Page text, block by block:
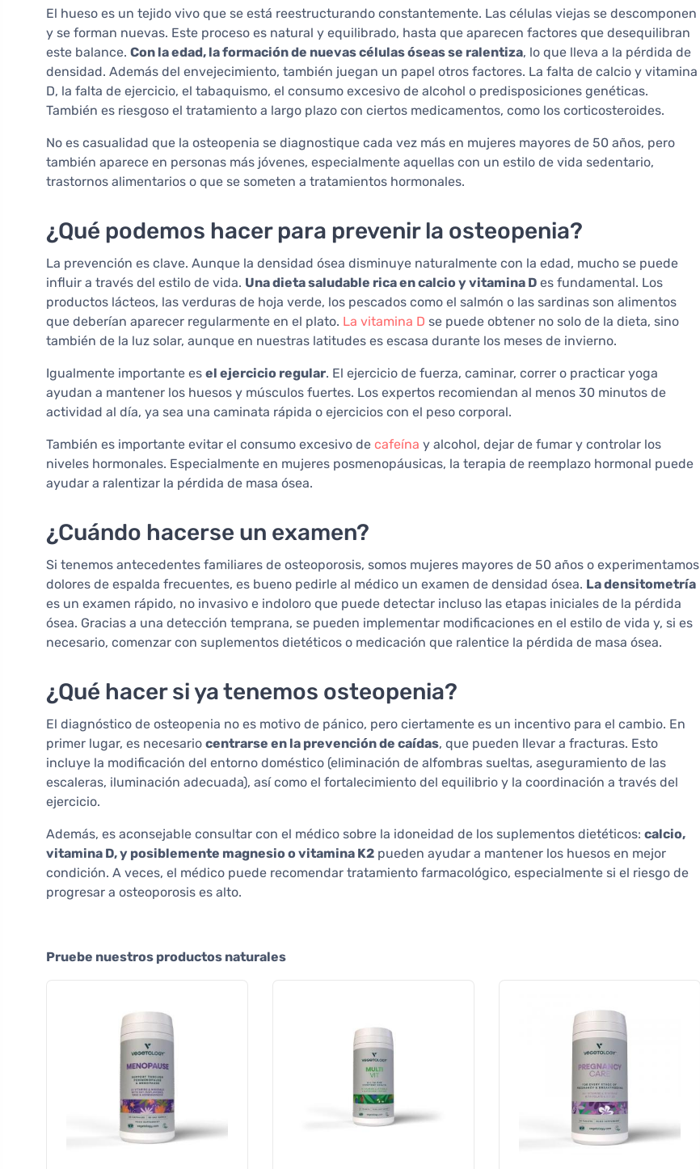
El hueso es un tejido vivo que se está reestructurando constantemente. Las células viejas se descomponen
y se forman nuevas. Este proceso es natural y equilibrado, hasta que aparecen factores que desequilibran
este balance. Con la edad, la formación de nuevas células óseas se ralentiza, lo que lleva a la pérdida de
densidad. Además del envejecimiento, también juegan un papel otros factores. La falta de calcio y vitamina
D, la falta de ejercicio, el tabaquismo, el consumo excesivo de alcohol o predisposiciones genéticas.
También es riesgoso el tratamiento a largo plazo con ciertos medicamentos, como los corticosteroides.
No es casualidad que la osteopenia se diagnostique cada vez más en mujeres mayores de 50 años, pero
también aparece en personas más jóvenes, especialmente aquellas con un estilo de vida sedentario,
trastornos alimentarios o que se someten a tratamientos hormonales.
¿Qué podemos hacer para prevenir la osteopenia?
La prevención es clave. Aunque la densidad ósea disminuye naturalmente con la edad, mucho se puede
influir a través del estilo de vida. Una dieta saludable rica en calcio y vitamina D es fundamental. Los
productos lácteos, las verduras de hoja verde, los pescados como el salmón o las sardinas son alimentos
que deberían aparecer regularmente en el plato. La vitamina D se puede obtener no solo de la dieta, sino
también de la luz solar, aunque en nuestras latitudes es escasa durante los meses de invierno.
Igualmente importante es el ejercicio regular. El ejercicio de fuerza, caminar, correr o practicar yoga
ayudan a mantener los huesos y músculos fuertes. Los expertos recomiendan al menos 30 minutos de
actividad al día, ya sea una caminata rápida o ejercicios con el peso corporal.
También es importante evitar el consumo excesivo de cafeína y alcohol, dejar de fumar y controlar los
niveles hormonales. Especialmente en mujeres posmenopáusicas, la terapia de reemplazo hormonal puede
ayudar a ralentizar la pérdida de masa ósea.
¿Cuándo hacerse un examen?
Si tenemos antecedentes familiares de osteoporosis, somos mujeres mayores de 50 años o experimentamos
dolores de espalda frecuentes, es bueno pedirle al médico un examen de densidad ósea. La densitometría
es un examen rápido, no invasivo e indoloro que puede detectar incluso las etapas iniciales de la pérdida
ósea. Gracias a una detección temprana, se pueden implementar modificaciones en el estilo de vida y, si es
necesario, comenzar con suplementos dietéticos o medicación que ralentice la pérdida de masa ósea.
¿Qué hacer si ya tenemos osteopenia?
El diagnóstico de osteopenia no es motivo de pánico, pero ciertamente es un incentivo para el cambio. En
primer lugar, es necesario centrarse en la prevención de caídas, que pueden llevar a fracturas. Esto
incluye la modificación del entorno doméstico (eliminación de alfombras sueltas, aseguramiento de las
escaleras, iluminación adecuada), así como el fortalecimiento del equilibrio y la coordinación a través del
ejercicio.
Además, es aconsejable consultar con el médico sobre la idoneidad de los suplementos dietéticos: calcio,
vitamina D, y posiblemente magnesio o vitamina K2 pueden ayudar a mantener los huesos en mejor
condición. A veces, el médico puede recomendar tratamiento farmacológico, especialmente si el riesgo de
progresar a osteoporosis es alto.
Pruebe nuestros productos naturales